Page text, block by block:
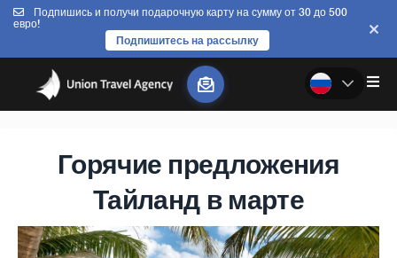
Подпишись и получи подарочную карту на сумму от 30 до 500
евро!
Подпишитесь на рассылку
Горячие предложения
Тайланд в марте